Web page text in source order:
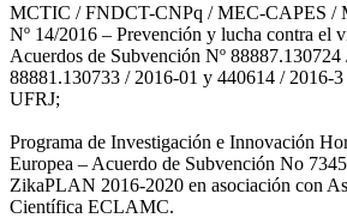
MCTIC / FNDCT-CNPq / MEC-CAPES /
Nº 14/2016 – Prevención y lucha contra el
Acuerdos de Subvención Nº 88887.130724
88881.130733 / 2016-01 y 440614 / 2016-3
UFRJ;
Programa de Investigación e Innovación
Europea – Acuerdo de Subvención No
ZikaPLAN 2016-2020 en asociación con
Científica ECLAMC.